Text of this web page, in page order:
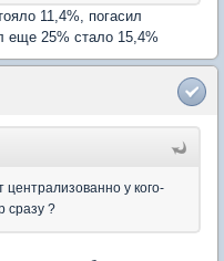
11,4%, погасил
еще 25% стало 15,4%
централизованно у кого-
сразу ?